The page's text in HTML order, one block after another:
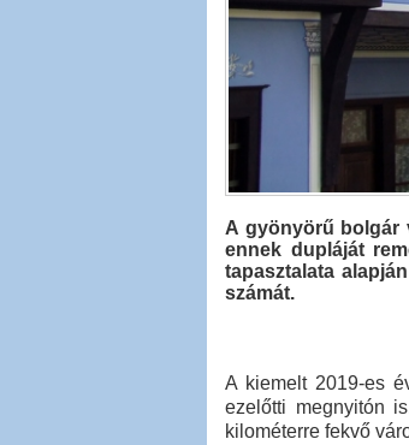
A gyönyörű bolgár
ennek dupláját
tapasztalata
számát.
A kiemelt 2019-es
ezelőtti megnyitón
kilométerre fekvő